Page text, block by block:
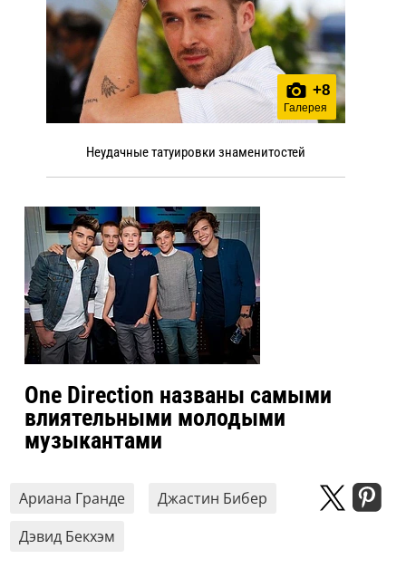
+8
Галерея
Неудачные татуировки знаменитостей
One Direction названы самыми
влиятельными молодыми
музыкантами
Ариана Гранде
Джастин Бибер
Дэвид Бекхэм